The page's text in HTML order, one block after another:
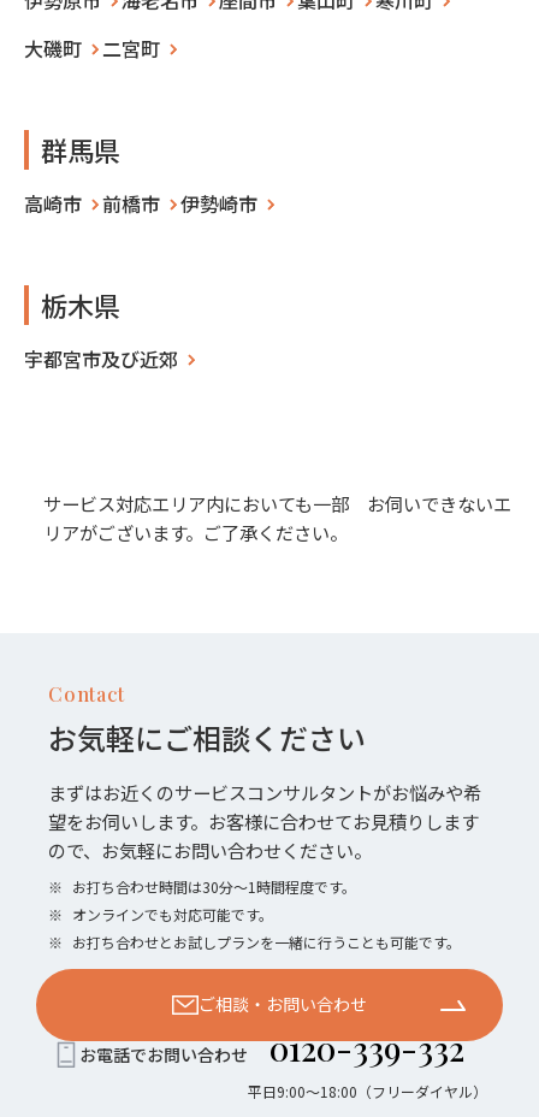
大磯町
二宮町
群馬県
高崎市 前橋市 伊勢崎市
栃木県
宇都宮市及び近郊
サービス対応エリア内においても一部 お伺いできないエ
リアがございます。ご了承ください。
Contact
お気軽にご相談ください
まずはお近くのサービスコンサルタントがお悩みや希
望をお伺いします。お客様に合わせてお見積りします
ので、お気軽にお問い合わせください。
※ お打ち合わせ時間は30分〜1時間程度です。
※ オンラインでも対応可能です。
※ お打ち合わせとお試しプランを一緒に行うことも可能です。
ご相談・お問い合わせ
お電話でお問い合わせ 0120-339-332
平日9:00〜18:00（フリーダイヤル）